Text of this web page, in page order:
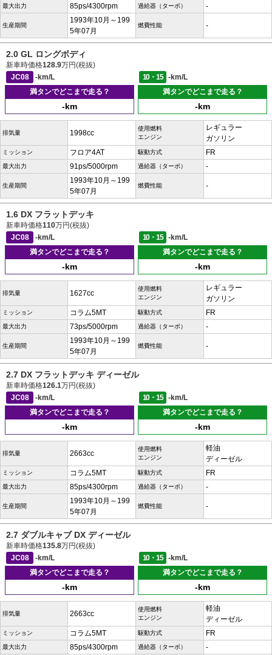
最大出力 85ps/4300rpm 過給器（ターボ） -
生産期間
1993年10月～199
5年07月
燃費性能 -
2.0 GL ロングボディ
新車時価格128.9万円(税抜)
JC08
-km/L 10・15
-km/L
満タンでどこまで走る？
-km
満タンでどこまで走る？
-km
排気量 1998cc
使用燃料
エンジン
レギュラー
ガソリン
ミッション フロア4AT 駆動方式 FR
最大出力 91ps/5000rpm 過給器（ターボ） -
生産期間
1993年10月～199
5年07月
燃費性能 -
1.6 DX フラットデッキ
新車時価格110万円(税抜)
JC08
-km/L 10・15
-km/L
満タンでどこまで走る？
-km
満タンでどこまで走る？
-km
排気量 1627cc
使用燃料
エンジン
レギュラー
ガソリン
ミッション コラム5MT 駆動方式 FR
最大出力 73ps/5000rpm 過給器（ターボ） -
生産期間
1993年10月～199
5年07月
燃費性能 -
2.7 DX フラットデッキ ディーゼル
新車時価格126.1万円(税抜)
JC08
-km/L 10・15
-km/L
満タンでどこまで走る？
-km
満タンでどこまで走る？
-km
排気量 2663cc
使用燃料
エンジン
軽油
ディーゼル
ミッション コラム5MT 駆動方式 FR
最大出力 85ps/4300rpm 過給器（ターボ） -
生産期間
1993年10月～199
5年07月
燃費性能 -
2.7 ダブルキャブ DX ディーゼル
新車時価格135.8万円(税抜)
JC08
-km/L 10・15
-km/L
満タンでどこまで走る？
-km
満タンでどこまで走る？
-km
排気量 2663cc
使用燃料
エンジン
軽油
ディーゼル
ミッション コラム5MT 駆動方式 FR
最大出力 85ps/4300rpm 過給器（ターボ） -